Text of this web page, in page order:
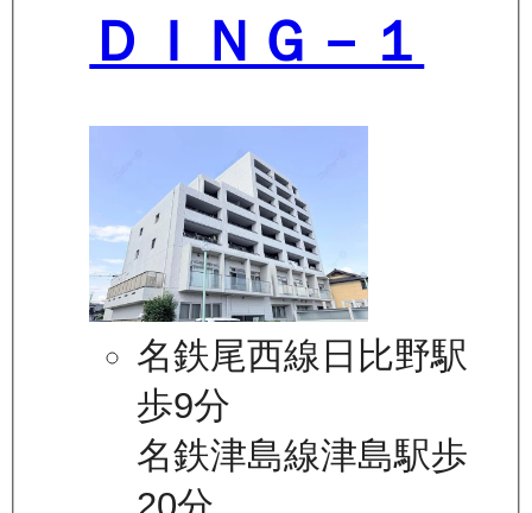
ＤＩＮＧ－１
名鉄尾西線日比野駅
歩9分
名鉄津島線津島駅歩